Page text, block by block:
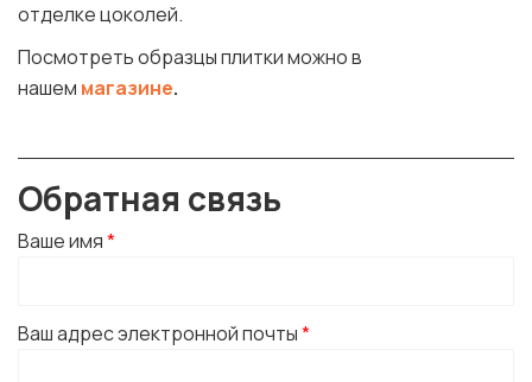
отделке цоколей.
Посмотреть образцы плитки можно в
нашем магазине.
Обратная связь
Ваше имя*
Ваш адрес электронной почты*